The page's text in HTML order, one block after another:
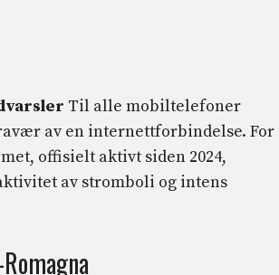
Til alle mobiltelefoner
av en internettforbindelse. For
offisielt aktivt siden 2024,
av stromboli og intens